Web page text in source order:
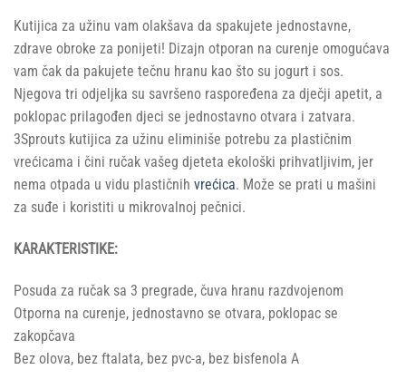
Kutijica za užinu vam olakšava da spakujete jednostavne,
zdrave obroke za ponijeti! Dizajn otporan na curenje omogućava
vam čak da pakujete tečnu hranu kao što su jogurt i sos.
Njegova tri odjeljka su savršeno raspoređena za dječji apetit, a
poklopac prilagođen djeci se jednostavno otvara i zatvara.
3Sprouts kutijica za užinu eliminiše potrebu za plastičnim
vrećicama i čini ručak vašeg djeteta ekološki prihvatljivim, jer
nema otpada u vidu plastičnih vrećica. Može se prati u mašini
za suđe i koristiti u mikrovalnoj pečnici.
KARAKTERISTIKE:
Posuda za ručak sa 3 pregrade, čuva hranu razdvojenom
Otporna na curenje, jednostavno se otvara, poklopac se
zakopčava
Bez olova, bez ftalata, bez pvc-a, bez bisfenola A